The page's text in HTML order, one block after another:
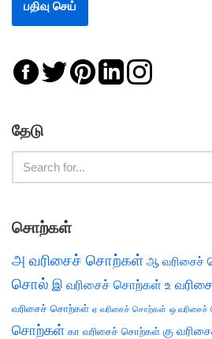
தேடு
சொற்கள்
அ வரிசைச் சொற்கள் ஆ வரிசைச்
சொல் இ வரிசைச் சொற்கள் உ
வரிசைச் சொற்கள் ஏ வரிசைச் சொற்கள் ஒ
சொற்கள் கா வரிசைச் சொற்கள் கு